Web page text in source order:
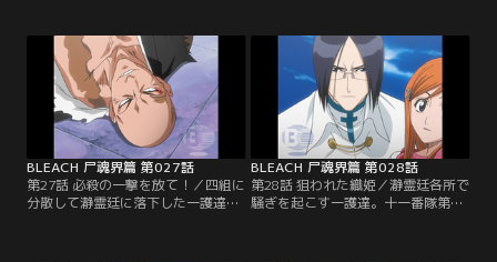
する夜一。しかし砲弾形成の練習で
力を使い果たした一護はその場で気
絶するように眠ってしまう。寝てい
る一護の側で必死に砲弾をコントロ
ールする口上を練習するガンジュ。
瀞霊廷突入には…。【提供：バンダ
イチャンネル】
こんまく）に引っかかってしまう。
必死に霊力を集中して無理やり突入
しようとする一護達。その瞬間、砲
弾が爆発。一護達はバラバラになっ
て瀞霊廷に落ちていく。石田と織
姫、チャド、夜一、そして…。【提
供：バンダイチャンネル】
BLEACH 尸魂界篇 第027話
第27話 必殺の一撃を放て！／四組に
分散して瀞霊廷に落下した一護達。
BLEACH 尸魂界篇 第028話
第28話 狙われた織姫／瀞霊廷各所で
騒ぎを起こす一護達。十一番隊第三